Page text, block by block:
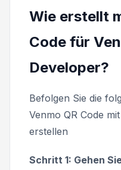
Wie erstellt
Code für
Developer?
Befolgen Sie die
Venmo QR Code mit
erstellen
Schritt 1: Gehen